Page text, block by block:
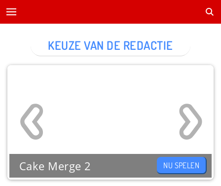
KEUZE VAN DE REDACTIE
Cake Merge 2 NU SPELEN